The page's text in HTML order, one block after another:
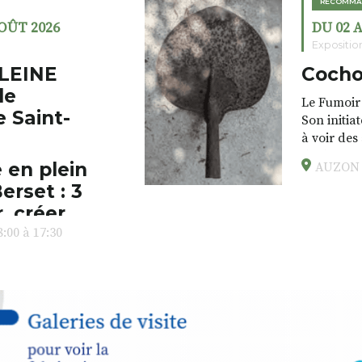
2026
Saint-
en plein
: 3
créer,
unstage
à tous les
à 17:30
DU 02
Le
Son
à voir
drôles,
expo-
raison